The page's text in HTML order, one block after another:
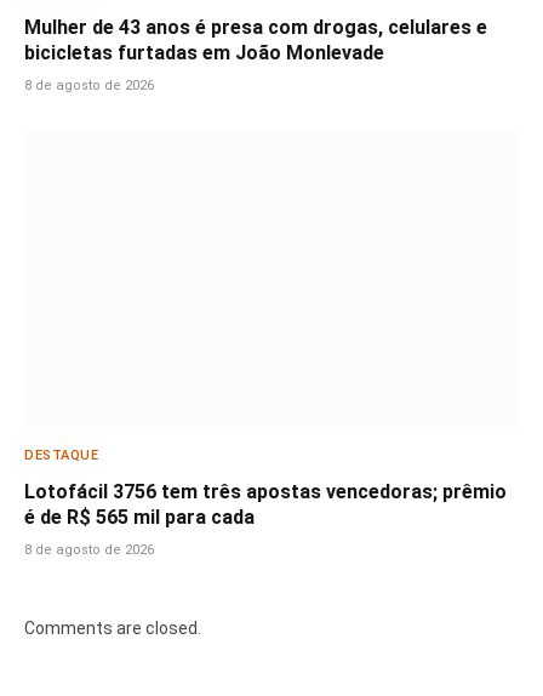
Mulher de 43 anos é presa com drogas, celulares e
bicicletas furtadas em João Monlevade
8 de agosto de 2026
DESTAQUE
Lotofácil 3756 tem três apostas vencedoras; prêmio
é de R$ 565 mil para cada
8 de agosto de 2026
Comments are closed.